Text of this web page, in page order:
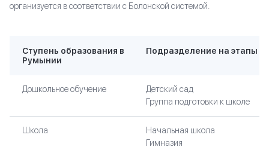
организуется в соответствии с Болонской системой.
Ступень образования в
Румынии
Подразделение на этапы
Дошкольное обучение
Детский сад
Группа подготовки к школе
Школа
Начальная школа
Гимназия